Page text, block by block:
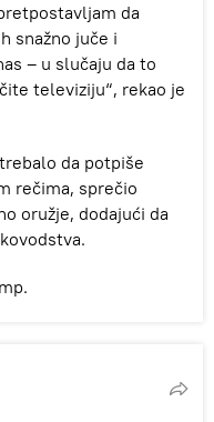
da
snažno juče i
– u slučaju da to
televiziju“, rekao je
da potpiše
rečima, sprečio
oružje, dodajući da